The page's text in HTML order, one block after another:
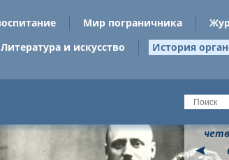
Мир пограничника
Литература и искусство История